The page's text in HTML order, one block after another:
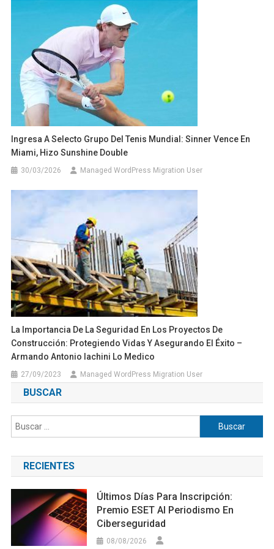
Ingresa A Selecto Grupo Del Tenis Mundial: Sinner Vence En
Miami, Hizo Sunshine Double
30/03/2026 Managed WordPress Migration User
La Importancia De La Seguridad En Los Proyectos De
Construcción: Protegiendo Vidas Y Asegurando El Éxito –
Armando Antonio Iachini Lo Medico
27/09/2023 Managed WordPress Migration User
BUSCAR
Buscar:
RECIENTES
Últimos Días Para Inscripción:
Premio ESET Al Periodismo En
Ciberseguridad
08/08/2026